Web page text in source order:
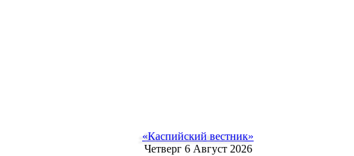
«Каспийский вестник»
Четверг 6 Август 2026